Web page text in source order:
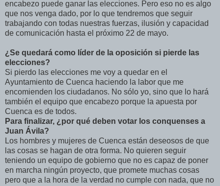
encabezo puede ganar las elecciones. Pero eso no es algo
que nos venga dado, por lo que tendremos que seguir
trabajando con todas nuestras fuerzas, ilusión y capacidad
de comunicación hasta el próximo 22 de mayo.
¿Se quedará como líder de la oposición si pierde las
elecciones?
Si pierdo las elecciones me voy a quedar en el
Ayuntamiento de Cuenca haciendo la labor que me
encomienden los ciudadanos. No sólo yo, sino que lo hará
también el equipo que encabezo porque la apuesta por
Cuenca es de todos.
Para finalizar, ¿por qué deben votar los conquenses a
Juan Ávila?
Los hombres y mujeres de Cuenca están deseosos de que
las cosas se hagan de otra forma. No quieren seguir
teniendo un equipo de gobierno que no es capaz de poner
en marcha ningún proyecto, que promete muchas cosas
pero que a la hora de la verdad no cumple con nada, que no